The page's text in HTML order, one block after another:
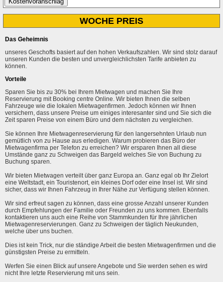
WOCHE PREIS
Das Geheimnis
unseres Geschofts basiert auf den hohen Verkaufszahlen. Wir sind stolz darauf
unseren Kunden die besten und unvergleichlichsten Tarife anbieten zu
können.
Vorteile
Sparen Sie bis zu 30% bei Ihrem Mietwagen und machen Sie Ihre
Reservierung mit Booking centre Online. Wir bieten Ihnen die selben
Fahrzeuge wie die lokalen Mietwagenfirmen. Jedoch können wir Ihnen
versichern, dass unsere Preise um einiges interesanter sind und Sie sich die
Zeit sparen Preise von einem Büro und dem nächsten zu vergleichen.
Sie können Ihre Mietwagenreservierung für den langersehnten Urlaub nun
gemütlich von zu Hause aus erledigen. Warum probieren das Büro der
Mietwagenfirma per Telefon zu erreichen? Wir ersparen Ihnen all diese
Umstände ganz zu Schweigen das Bargeld welches Sie von Buchung zu
Buchung sparen.
Wir bieten Mietwagen verteilt über ganz Europa an. Ganz egal ob Ihr Zielort
eine Weltstadt, ein Touristenort, ein kleines Dorf oder eine Insel ist. Wir sind
sicher, dass wir Ihnen Fahrzeug in Ihrer Nähe zur Verfügung stellen können.
Wir sind erfreut sagen zu können, dass eine grosse Anzahl unserer Kunden
durch Empfehlungen der Familie oder Freunden zu uns kommen. Ebenfalls
kontaktieren uns auch eine Reihe von Stammkunden für Ihre jährlichen
Mietwagenreservierungen. Ganz zu Schweigen der täglich Neukunden,
welche über uns buchen.
Dies ist kein Trick, nur die ständige Arbeit die besten Mietwagenfirmen und die
günstigsten Preise zu ermitteln.
Werfen Sie einen Blick auf unsere Angebote und Sie werden sehen es wird
nicht Ihre letzte Reservierung mit uns sein.